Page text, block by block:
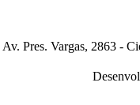
Av. Pres. Vargas, 2863 -